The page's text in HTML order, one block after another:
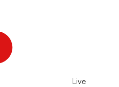
Live